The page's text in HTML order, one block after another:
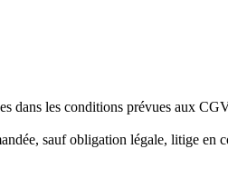
dans les conditions prévues aux
sauf obligation légale, litige en